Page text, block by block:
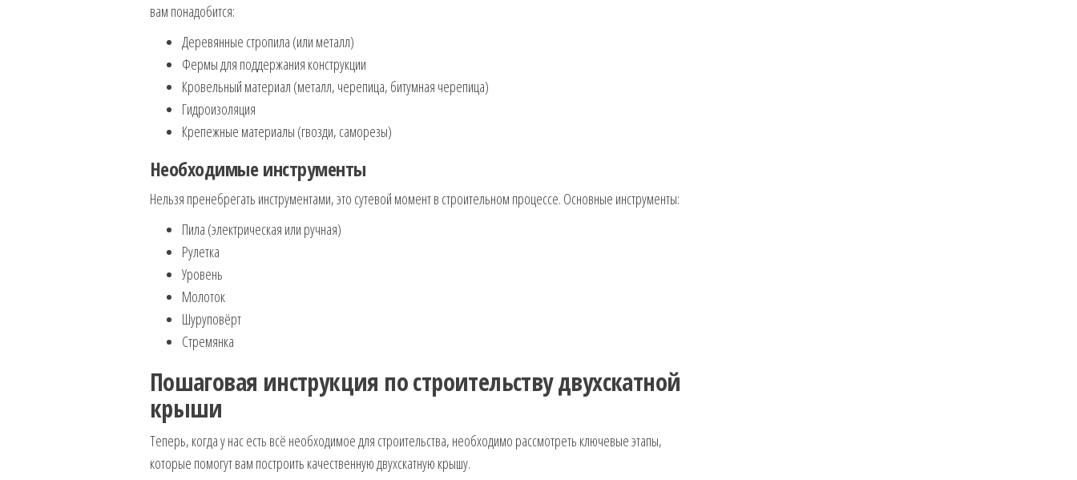
вам понадобится:
Деревянные стропила (или металл)
Фермы для поддержания конструкции
Кровельный материал (металл, черепица, битумная черепица)
Гидроизоляция
Крепежные материалы (гвозди, саморезы)
Необходимые инструменты
Нельзя пренебрегать инструментами, это сутевой момент в строительном процессе. Основные инструменты:
Пила (электрическая или ручная)
Рулетка
Уровень
Молоток
Шуруповёрт
Стремянка
Пошаговая инструкция по строительству двухскатной
крыши
Теперь, когда у нас есть всё необходимое для строительства, необходимо рассмотреть ключевые этапы,
которые помогут вам построить качественную двухскатную крышу.